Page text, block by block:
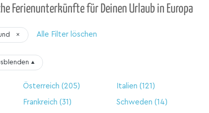
Ferienunterkünfte für Deinen Urlaub in Europa
× Alle Filter löschen
▴
Österreich (205) Italien (121)
Frankreich (31) Schweden (14)